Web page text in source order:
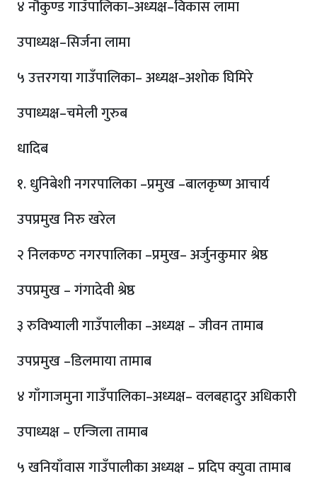
४ नौकुण्ड गाउँपालिका–अध्यक्ष–विकास लामा
उपाध्यक्ष–सिर्जना लामा
५ उत्तरगया गाउँपालिका– अध्यक्ष–अशोक घिमिरे
उपाध्यक्ष–चमेली गुरुब
धादिब
१. धुनिबेशी नगरपालिका –प्रमुख –बालकृष्ण आचार्य
उपप्रमुख निरु खरेल
२ निलकण्ठ नगरपालिका –प्रमुख– अर्जुनकुमार श्रेष्ठ
उपप्रमुख – गंगादेवी श्रेष्ठ
३ रुविभ्याली गाउँपालीका –अध्यक्ष – जीवन तामाब
उपप्रमुख –डिलमाया तामाब
४ गाँगाजमुना गाउँपालिका–अध्यक्ष– वलबहादुर अधिकारी
उपाध्यक्ष – एन्जिला तामाब
५ खनियाँवास गाउँपालीका अध्यक्ष – प्रदिप क्युवा तामाब